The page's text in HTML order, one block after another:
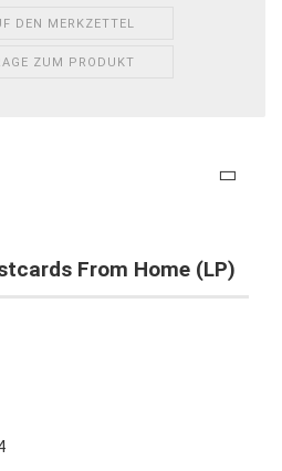
DEN MERKZETTEL
ZUM PRODUKT
From Home (LP)